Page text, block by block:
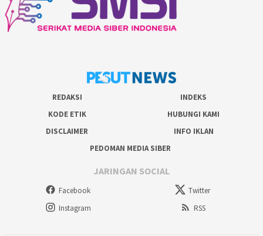
REDAKSI
INDEKS
KODE ETIK
HUBUNGI KAMI
DISCLAIMER
INFO IKLAN
PEDOMAN MEDIA SIBER
JARINGAN SOCIAL
Facebook
Twitter
Instagram
RSS